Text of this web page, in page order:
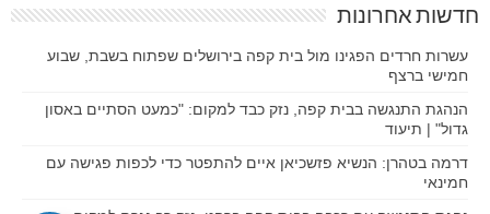
חדשות אחרונות
עשרות חרדים הפגינו מול בית קפה בירושלים שפתוח בשבת, שבוע
חמישי ברצף
הנהגת התנגשה בבית קפה, נזק כבד למקום: "כמעט הסתיים באסון
גדול" | תיעוד
דרמה בטהרן: הנשיא פזשכיאן איים להתפטר כדי לכפות פגישה עם
חמינאי